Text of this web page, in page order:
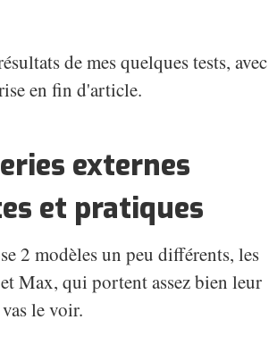
de mes quelques tests, avec
en fin d'article.
externes
et pratiques
2 modèles un peu différents, les
Max, qui portent assez bien leur
le voir.